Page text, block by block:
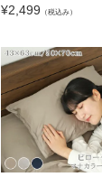
¥2,499 （税込み）